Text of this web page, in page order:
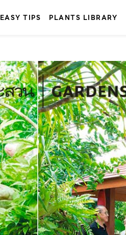
EASY TIPS PLANTS LIBRARY